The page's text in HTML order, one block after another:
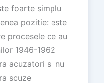
foarte simplu
pozitie: este
procesele ce au
1946-1962
acuzatori si nu
scuze